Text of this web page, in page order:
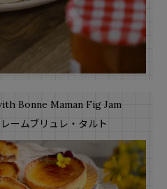
Bonne Maman Fig Jam
ームブリュレ・タルト